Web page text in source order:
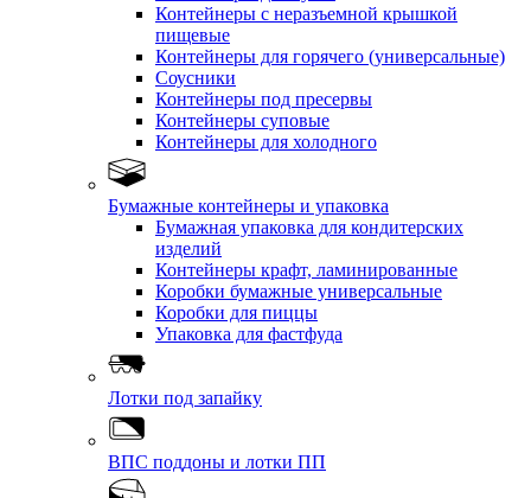
Контейнеры с неразъемной крышкой
пищевые
Контейнеры для горячего (универсальные)
Соусники
Контейнеры под пресервы
Контейнеры суповые
Контейнеры для холодного
Бумажные контейнеры и упаковка
Бумажная упаковка для кондитерских
изделий
Контейнеры крафт, ламинированные
Коробки бумажные универсальные
Коробки для пиццы
Упаковка для фастфуда
Лотки под запайку
ВПС поддоны и лотки ПП